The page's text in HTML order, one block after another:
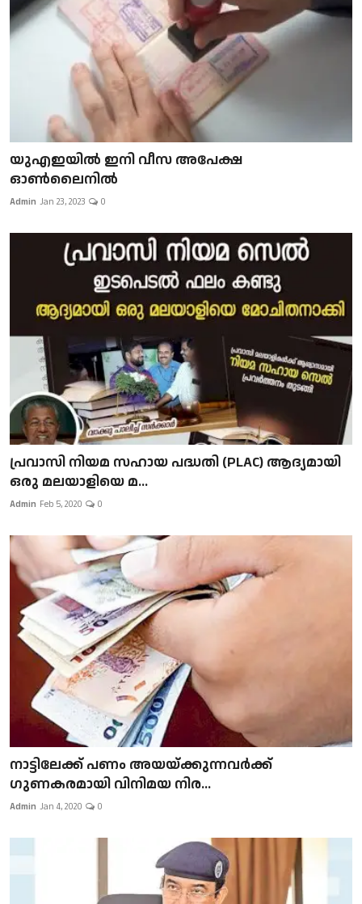
യുഎഇയിൽ ഇനി വീസ അപേക്ഷ
ഓൺലൈനിൽ
Admin Jan 23, 2023 0
പ്രവാസി നിയമ സഹായ പദ്ധതി (PLAC) ആദ്യമായി
ഒരു മലയാളിയെ മ...
Admin Feb 5, 2020 0
നാട്ടിലേക്ക് പണം അയയ്ക്കുന്നവർക്ക്
ഗുണകരമായി വിനിമയ നിര...
Admin Jan 4, 2020 0